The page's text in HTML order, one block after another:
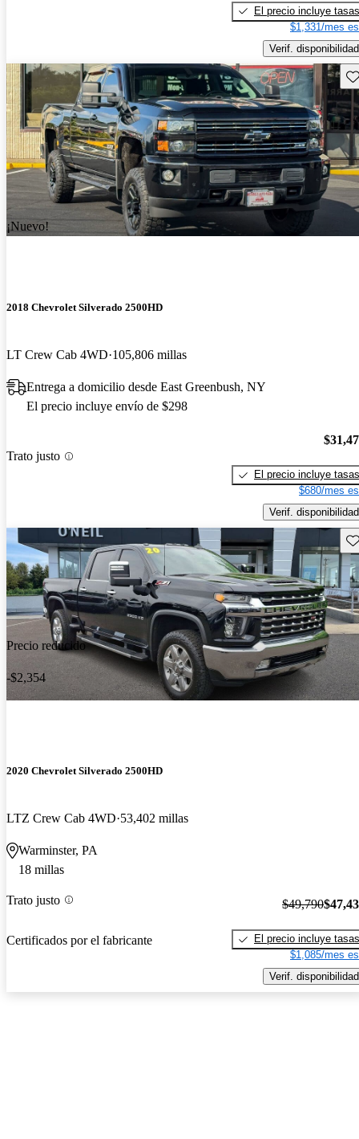
El precio incluye tasas
$1,331/mes
Verif. disponibilidad
¡Nuevo!
2018 Chevrolet Silverado 2500HD
LT Crew Cab 4WD 105,806 millas
Entrega a domicilio desde East Greenbush, NY
El precio incluye envío de $298
Trato justo
El precio incluye tasas
$680/mes
Verif. disponibilidad
Precio reducido
-$2,354
2020 Chevrolet Silverado 2500HD
LTZ Crew Cab 4WD 53,402 millas
Warminster, PA
18 millas
Trato justo
Certificados por el fabricante
$49,790
El precio incluye tasas
$1,085/mes
Verif. disponibilidad